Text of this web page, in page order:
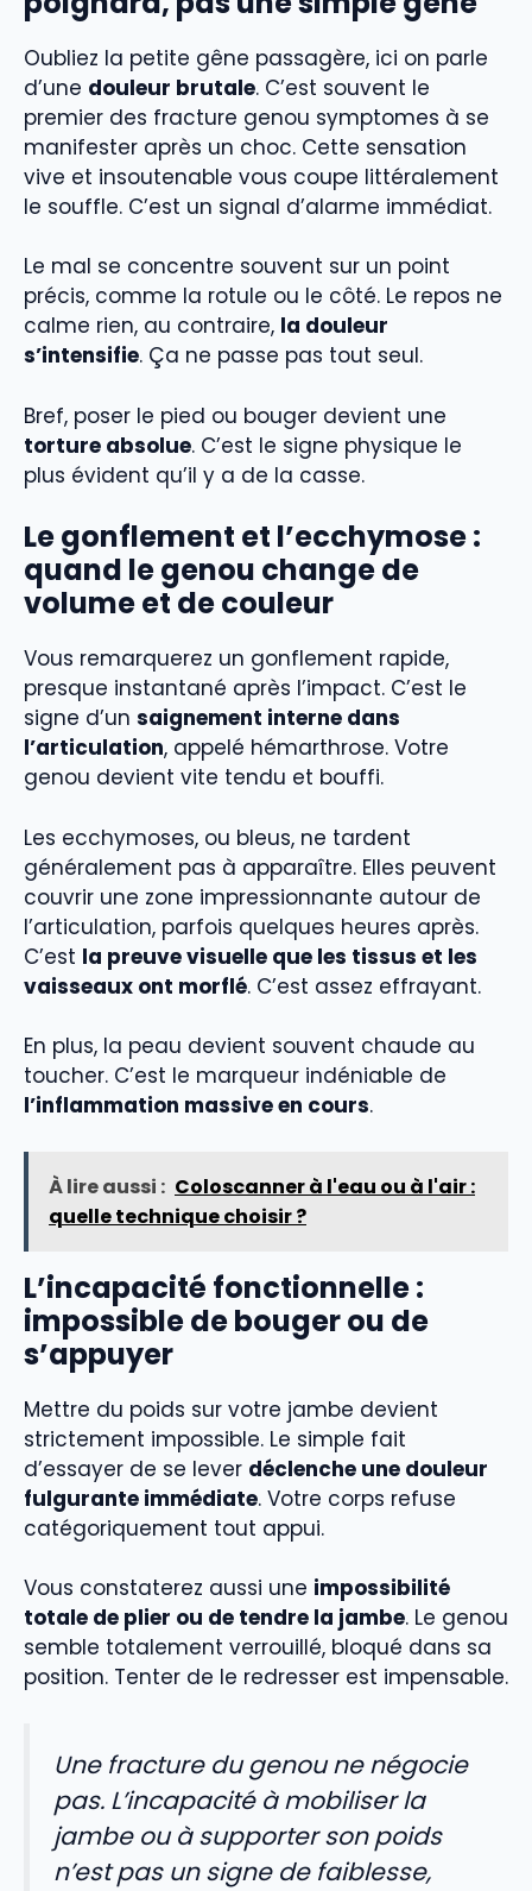
Oubliez la petite gêne passagère, ici on parle
d’une douleur brutale. C’est souvent le
premier des fracture genou symptomes à se
manifester après un choc. Cette sensation
vive et insoutenable vous coupe littéralement
le souffle. C’est un signal d’alarme immédiat.
Le mal se concentre souvent sur un point
précis, comme la rotule ou le côté. Le repos ne
calme rien, au contraire, la douleur
s’intensifie. Ça ne passe pas tout seul.
Bref, poser le pied ou bouger devient une
torture absolue. C’est le signe physique le
plus évident qu’il y a de la casse.
Le gonflement et l’ecchymose :
quand le genou change de
volume et de couleur
Vous remarquerez un gonflement rapide,
presque instantané après l’impact. C’est le
signe d’un saignement interne dans
l’articulation, appelé hémarthrose. Votre
genou devient vite tendu et bouffi.
Les ecchymoses, ou bleus, ne tardent
généralement pas à apparaître. Elles peuvent
couvrir une zone impressionnante autour de
l’articulation, parfois quelques heures après.
C’est la preuve visuelle que les tissus et les
vaisseaux ont morflé. C’est assez effrayant.
En plus, la peau devient souvent chaude au
toucher. C’est le marqueur indéniable de
l’inflammation massive en cours.
À lire aussi : Coloscanner à l'eau ou à l'air :
quelle technique choisir ?
L’incapacité fonctionnelle :
impossible de bouger ou de
s’appuyer
Mettre du poids sur votre jambe devient
strictement impossible. Le simple fait
d’essayer de se lever déclenche une douleur
fulgurante immédiate. Votre corps refuse
catégoriquement tout appui.
Vous constaterez aussi une impossibilité
totale de plier ou de tendre la jambe. Le genou
semble totalement verrouillé, bloqué dans sa
position. Tenter de le redresser est impensable.
Une fracture du genou ne négocie
pas. L’incapacité à mobiliser la
jambe ou à supporter son poids
n’est pas un signe de faiblesse,